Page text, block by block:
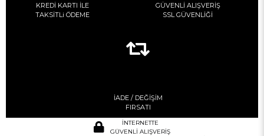
KREDİ KARTI İLE
TAKSİTLi ÖDEME
GÜVENLİ ALIŞVERİŞ
SSL GÜVENLİĞİ
İADE / DEĞİŞİM
FIRSATI
İNTERNETTE
GÜVENLİ ALIŞVERİŞ